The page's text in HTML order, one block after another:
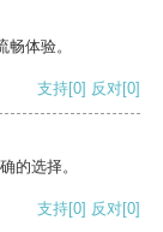
体验。
支持[0] 反对[0]
的选择。
支持[0] 反对[0]